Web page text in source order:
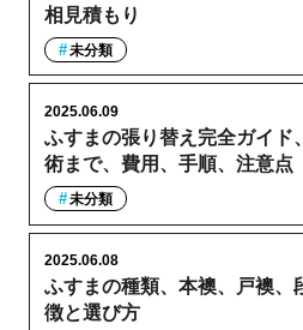
相見積もり
未分類
ふすまの張り替え完全ガイド
術まで、費用、手順、注意点
2025.06.09
未分類
ふすまの種類、本襖、戸襖、
徴と選び方
2025.06.08